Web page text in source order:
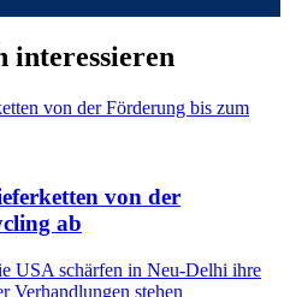
interessieren
von der
ab
USA schärfen in Neu-Delhi ihre
Verhandlungen stehen